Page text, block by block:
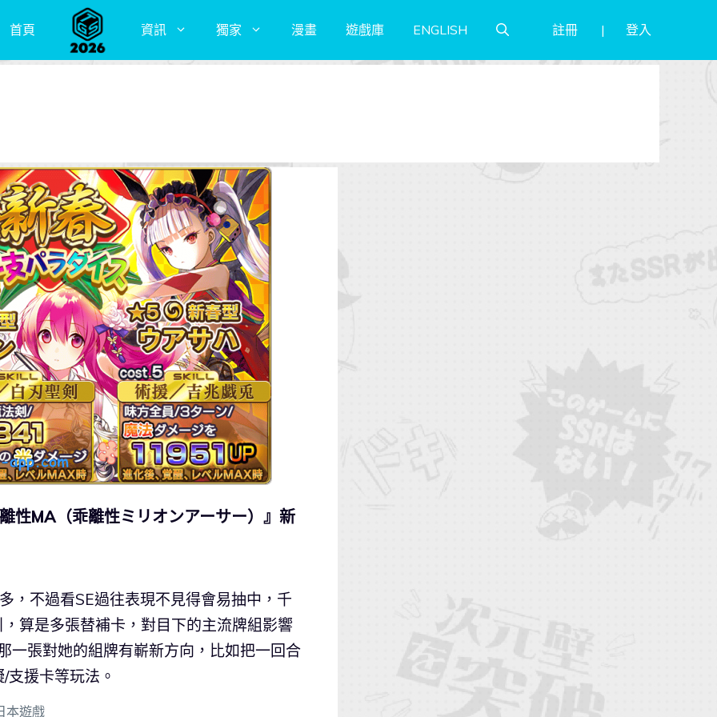
首頁 資訊 獨家 漫畫 遊戲庫 ENGLISH 註冊 登入
性MA（乖離性ミリオンアーサー）』新
，不過看SE過往表現不見得會易抽中，千
算是多張替補卡，對目下的主流牌組影響
一張對她的組牌有嶄新方向，比如把一回合
援卡等玩法。
本遊戲